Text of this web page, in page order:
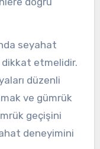
seyahat
etmelidir.
düzenli
ve gümrük
geçişini
deneyimini